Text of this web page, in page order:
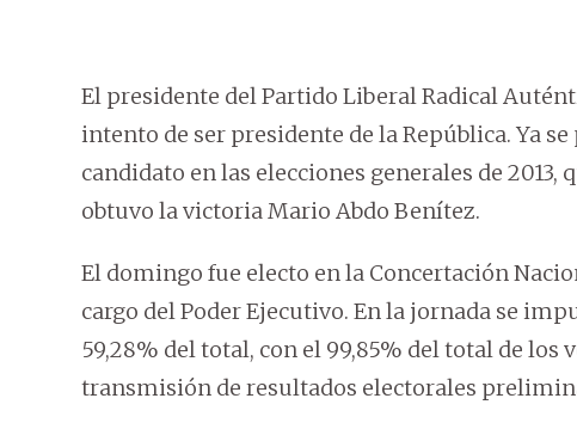
El presidente del Partido Liberal Radical
intento de ser presidente de la República. Ya
candidato en las elecciones generales de 2013,
obtuvo la victoria Mario Abdo Benítez.
El domingo fue electo en la Concertación
cargo del Poder Ejecutivo. En la jornada se
59,28% del total, con el 99,85% del total de los
transmisión de resultados electorales